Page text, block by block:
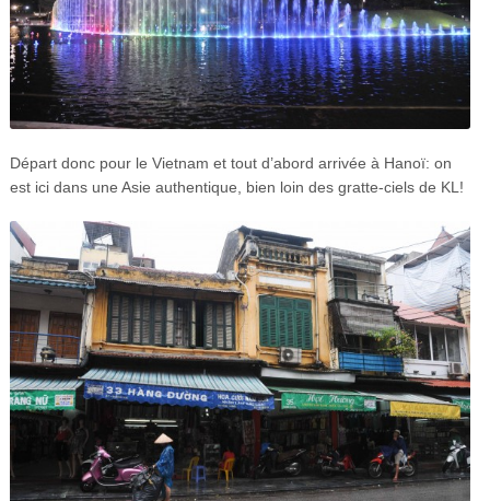
Départ donc pour le Vietnam et tout d’abord arrivée à Hanoï: on
est ici dans une Asie authentique, bien loin des gratte-ciels de KL!